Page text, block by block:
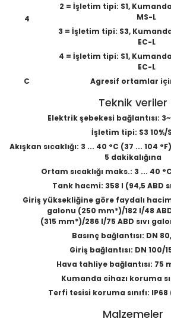
4
2 = İşletim tipi: S1,
MS-L
3 = İşletim tipi: S3,
EC-L
4 = İşletim tipi: S1,
EC-L
C
Agresif ortamlar
Teknik veriler
Elektrik şebekesi bağlantısı:
İşletim tipi: S3 10%/
Akışkan sıcaklığı: 3 ... 40 °C (37 ... 104
5 dakikalığına
Ortam sıcaklığı maks.: 3 ... 40
Tank hacmi: 358 l (94,5 ABD
Giriş yüksekliğine göre faydalı
galonu (250 mm*)/182 l/48
(315 mm*)/286 l/75 ABD sıvı
Basınç bağlantısı: DN
Giriş bağlantısı: DN 100/
Hava tahliye bağlantısı: 75
Kumanda cihazı koruma
Terfi tesisi koruma sınıfı:
Malzemeler